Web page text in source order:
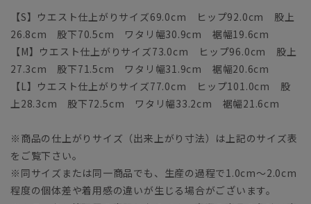
【S】ウエスト仕上がりサイズ69.0cm ヒップ92.0cm 股上
26.8cm 股下70.5cm ワタリ幅30.9cm 裾幅19.6cm
【M】ウエスト仕上がりサイズ73.0cm ヒップ96.0cm 股上
27.3cm 股下71.5cm ワタリ幅31.9cm 裾幅20.6cm
【L】ウエスト仕上がりサイズ77.0cm ヒップ101.0cm 股
上28.3cm 股下72.5cm ワタリ幅33.2cm 裾幅21.6cm
※商品の仕上がりサイズ（出来上がり寸法）は上記のサイズ表
をご覧下さい。
※同サイズまたは同一商品でも、生産の過程で1.0cm～2.0cm
程度の個体差や着用感の違いが生じる場合がございます。